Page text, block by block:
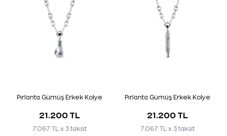
Pırlanta Gümüş Erkek Kolye
21.200 TL
7.067 TL x 3 taksit
Pırlanta Gümüş Erkek Kolye
21.200 TL
7.067 TL x 3 taksit